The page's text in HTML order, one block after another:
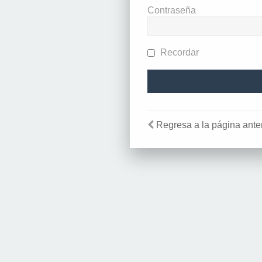
Contraseña
Recordar
Regresa a la página